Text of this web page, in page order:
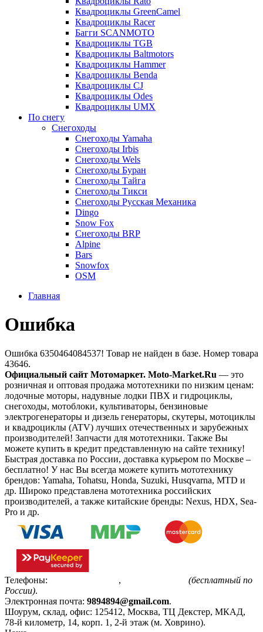
Квадроциклы GreenCamel
Квадроциклы Racer
Багги SCANMOTO
Квадроциклы TGB
Квадроциклы Baltmotors
Квадроциклы Hammer
Квадроциклы Benda
Квадроциклы CJ
Квадроциклы Odes
Квадроциклы UMX
По снегу
Снегоходы
Снегоходы Yamaha
Снегоходы Irbis
Снегоходы Wels
Снегоходы Буран
Снегоходы Тайга
Снегоходы Тикси
Снегоходы Русская Механика
Dingo
Snow Fox
Снегоходы BRP
Alpine
Bars
Snowfox
OSM
Главная
Ошибка
Ошибка 6350464084537! Товар не найден в базе. Номер товара
43646.
Официальный сайт Мотомаркет. Moto-Market.Ru — это
розничная и оптовая продажа мототехники по низким ценам:
лодочные моторы, надувные лодки ПВХ и гидроциклы,
снегоходы, мотоблоки, культиваторы, бензиновые
электрогенераторы и дизель генераторы, скутеры, мотоциклы
и квадроциклы (ATV) лучших отечественных и зарубежных
производителей! Запчасти для мототехники. Также Вы
можете купить в кредит представленную на сайте технику!
Быстрая доставка по России, доставка курьером по Москве –
бесплатно! У нас Вы всегда можете купить мототехнику
брендов: Yamaha, Tohatsu, Honda, Suzuki, Husqvarna, MTD и
др. Широко представлена мототехника российских
производителей, а также китайские бренды: Nexus, HDX, Sea-
Pro и др.
Телефоны: ,
(бесплатный по
России).
Электронная почта: 9894894@gmail.com.
Шоурум, склад, офис: 125412, Москва, ТЦ Декстер, МКАД,
78-й километр, 14, корп. 1, 2-й этаж (м. Ховрино).